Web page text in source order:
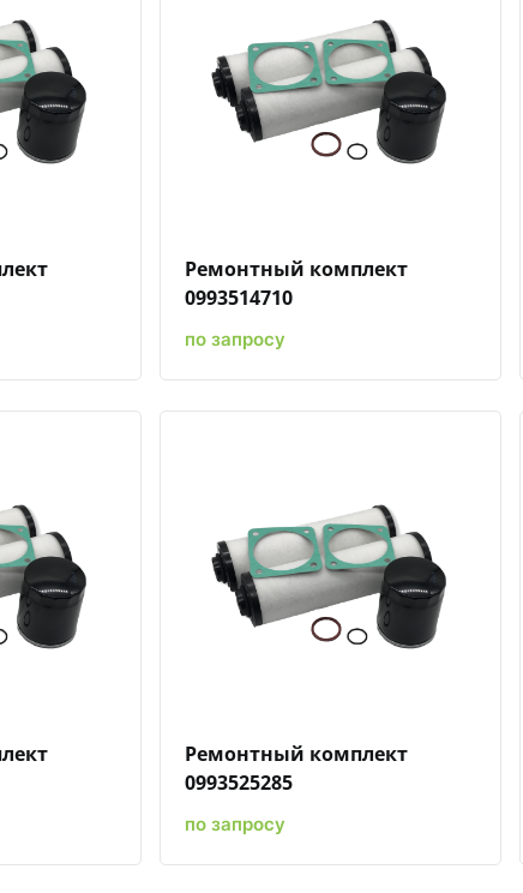
к сравнению
Добавить в избранное Быстрый просмотрДобавить к сравнению
Добавить в избранное
Ремонтный комплект
0993514710
по запросу
к сравнению
Добавить в избранное Быстрый просмотрДобавить к сравнению
Добавить в избранное
Ремонтный комплект
0993525285
по запросу